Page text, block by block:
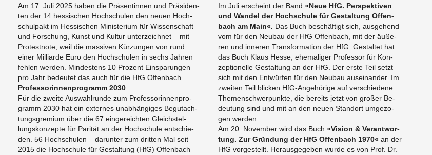
Am 17. Juli 2025 haben die Prä­sen­tin­nen und Prä­si­den­
ten der 14 hes­si­schen Hoch­schu­len den neuen Hoch­
schul­pakt im Hes­si­schen Mi­nis­te­ri­um für Wis­sen­schaft
und For­schung, Kunst und Kul­tur un­ter­zeich­net – mit
Pro­test­no­te, weil die mas­si­ven Kür­zun­gen von rund
einer Mil­li­ar­de Euro den Hoch­schu­len in sechs Jah­ren
feh­len wer­den. Min­des­tens 10 Pro­zent Ein­spa­run­gen
pro Jahr be­deu­tet das auch für die HfG Of­fen­bach.
Pro­fes­so­rin­nen­pro­gramm 2030
Für die zwei­te Aus­wahl­run­de zum Pro­fes­so­rin­nen­pro­
gramm 2030 hat ein ex­ter­nes un­ab­hängi­ges Be­gut­ach­
tungs­gre­mi­um über die 67 ein­ge­reich­ten Gleich­stel­
lungs­kon­zep­te für Pa­ri­tät an der Hoch­schu­le ent­schie­
den. 56 Hoch­schu­len – dar­un­ter zum drit­ten Mal seit
2015 die Hoch­schu­le für Ge­stal­tung (HfG) Of­fen­bach –
Im Juli er­scheint der Band »Neue HfG. Per­spek­ti­ven
und Wan­del der Hoch­schu­le für Ge­stal­tung Of­fen­
bach am Main«. Das Buch be­schäf­tigt sich, aus­ge­hend
vom für den Neu­bau der HfG Of­fen­bach, mit der äu­ße­
ren und in­ne­ren Trans­for­ma­ti­on der HfG. Ge­stal­tet hat
das Buch Klaus Hesse, ehe­ma­li­ger Pro­fes­sor für Kon­
zep­tio­nel­le Ge­stal­tung an der HfG. Der erste Teil setzt
sich mit den Ent­wür­fen für den Neu­bau aus­ein­an­der. Im
zwei­ten Teil bli­cken HfG-An­ge­hö­ri­ge auf ver­schie­de­ne
The­men­schwer­punk­te, die be­reits jetzt von gro­ßer Be­
deu­tung sind und mit an den neuen Stand­ort um­ge­zo­
gen wer­den.
Am 20. No­vem­ber wird das Buch »Vi­si­on & Ver­ant­wor­
tung. Zur Grün­dung der HfG Of­fen­bach 1970« an der
HfG vor­ge­stellt. Her­aus­ge­ge­ben wurde es von Prof. Dr.